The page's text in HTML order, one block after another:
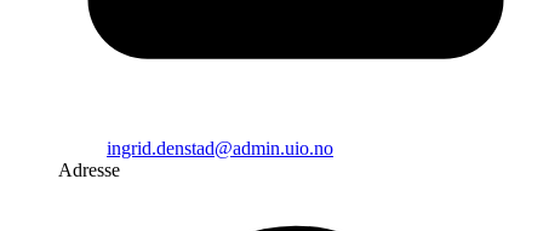
ingrid.denstad@admin.uio.no
Adresse